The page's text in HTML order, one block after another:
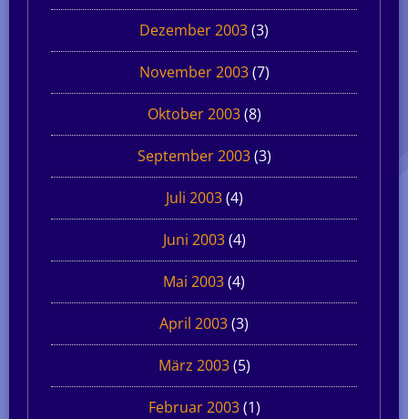
Dezember 2003(3)
November 2003(7)
Oktober 2003(8)
September 2003(3)
Juli 2003(4)
Juni 2003(4)
Mai 2003(4)
April 2003(3)
März 2003(5)
Februar 2003(1)